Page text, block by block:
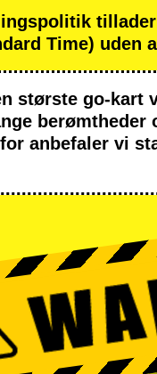
Time) uden
største go-kart
berømtheder
anbefaler vi